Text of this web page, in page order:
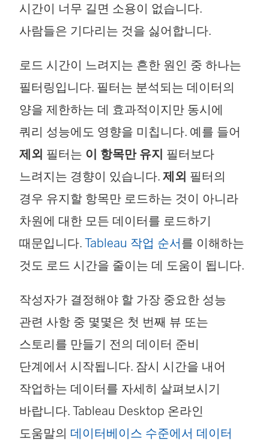
시간이 너무 길면 소용이 없습니다.
사람들은 기다리는 것을 싫어합니다.
로드 시간이 느려지는 흔한 원인 중 하나는
필터링입니다. 필터는 분석되는 데이터의
양을 제한하는 데 효과적이지만 동시에
쿼리 성능에도 영향을 미칩니다. 예를 들어
제외 필터는 이 항목만 유지 필터보다
느려지는 경향이 있습니다. 제외 필터의
경우 유지할 항목만 로드하는 것이 아니라
차원에 대한 모든 데이터를 로드하기
때문입니다. Tableau 작업 순서를 이해하는
것도 로드 시간을 줄이는 데 도움이 됩니다.
작성자가 결정해야 할 가장 중요한 성능
관련 사항 중 몇몇은 첫 번째 뷰 또는
스토리를 만들기 전의 데이터 준비
단계에서 시작됩니다. 잠시 시간을 내어
작업하는 데이터를 자세히 살펴보시기
바랍니다. Tableau Desktop 온라인
도움말의 데이터베이스 수준에서 데이터